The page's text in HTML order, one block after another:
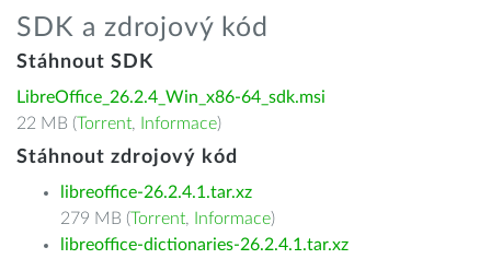
SDK a zdrojový kód
Stáhnout SDK
LibreOffice_26.2.4_Win_x86-64_sdk.msi
22 MB (Torrent, Informace)
Stáhnout zdrojový kód
libreoffice-26.2.4.1.tar.xz
279 MB (Torrent, Informace)
libreoffice-dictionaries-26.2.4.1.tar.xz